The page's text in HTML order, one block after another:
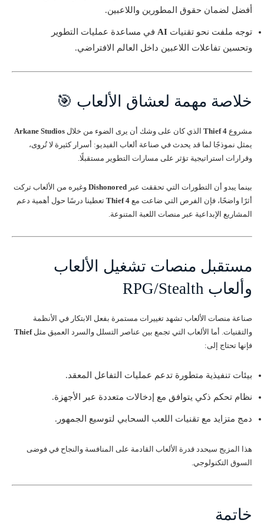
أفضل لضمان حقوق المطورين واللاعبين.
توجه ملفت نحو تقنيات AI في مساعدة عمليات التطوير
وتحسين تفاعلات اللاعبين داخل العالم الافتراضي.
خلاصة مهمة لعشاق الألعاب 🎯
مشروع Thief 4 الذي كان على وشك أن يرى الضوء من خلال Arkane Studios
يمثل نموذجًا لما قد يحدث في صناعة ألعاب الفيديو: أسرار كثيرة لا تُروى،
وقرارات استراتيجية تؤثر على مسارات التطوير مستقبلًا.
بينما يبدو أن التطورات التي تحققت عبر Dishonored وغيره من الألعاب تركت
أثرًا واضحًا، فإن الفرص التي ضاعت مع Thief 4 تعطينا درسًا حول أهمية دعم
المشاريع الإبداعية عبر منصات اللعبة المتنوعة.
مستقبل منصات تشغيل الألعاب
وألعاب RPG/Stealth
صناعة منصات الألعاب تشهد تغييرات مستمرة بفعل الابتكار في الأنظمة
والتقنيات. أما الألعاب التي تجمع بين عناصر التسلل والسرد العميق مثلThief
فإنها تحتاج إلى:
بيئات تنفيذية متطورة تدعم عمليات التفاعل المعقد.
نظام تحكم ذكي يتوافق مع إدخالات متعددة عبر الأجهزة.
دمج متزايد مع تقنيات اللعب السحابي لتوسيع الجمهور.
هذا المزيج سيحدد قدرة الألعاب القادمة على المنافسة والنجاح في فوضى
السوق التكنولوجي.
خاتمة